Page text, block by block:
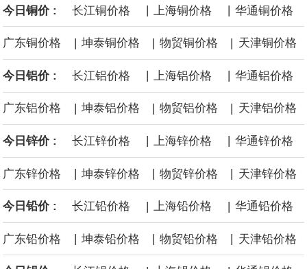
到采购的总费用可能高达2750亿美元，为美国有史以来最昂贵的水
面战舰项目之一。 根据CBO的初步估算，首舰造价约234亿美元，
后续14艘平均每艘约180亿美元。
黄金价格有望录得自今年1月以来最大单周涨幅。油价走弱为金价提
供支撑，同时投资者正等待美国非农就业数据，以寻找美国利率前
景的线索。StoneX高级分析师马特·辛普森表示，中东和平前景改善
今日铜价 : 长江铜价格 | 上海铜价格 | 华通铜价格
广东铜价格 | 坤泰铜价格 | 物贸铜价格 | 天津铜价格
今日铝价 : 长江铝价格 上海铝价格 华通铝价格
广东铝价格 | 坤泰铝价格 | 物贸铝价格 | 天津铝价格
今日锌价 : 长江锌价格 上海锌价格 华通锌价格
广东锌价格 | 坤泰锌价格 | 物贸锌价格 | 天津锌价格
今日铅价 : 长江铅价格 | 上海铅价格 | 华通铅价格
广东铅价格 坤泰铅价格 物贸铅价格 天津铅价格